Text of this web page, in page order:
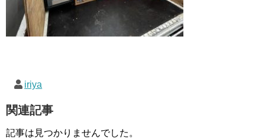
iriya
関連記事
記事は見つかりませんでした。